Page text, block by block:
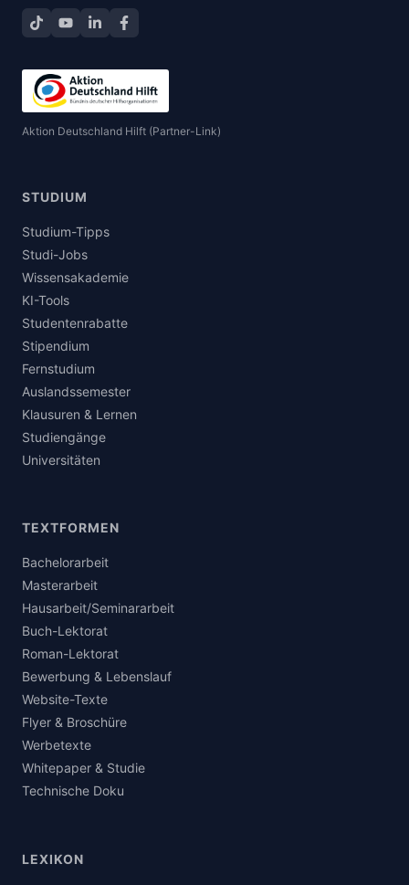
TikTokYouTube
LinkedInFacebook teilen
Aktion Deutschland Hilft (Partner-Link)
STUDIUM
Studium-Tipps
Studi-Jobs
Wissensakademie
KI-Tools
Studentenrabatte
Stipendium
Fernstudium
Auslandssemester
Klausuren & Lernen
Studiengänge
Universitäten
TEXTFORMEN
Bachelorarbeit
Masterarbeit
Hausarbeit/Seminararbeit
Buch-Lektorat
Roman-Lektorat
Bewerbung & Lebenslauf
Website-Texte
Flyer & Broschüre
Werbetexte
Whitepaper & Studie
Technische Doku
LEXIKON